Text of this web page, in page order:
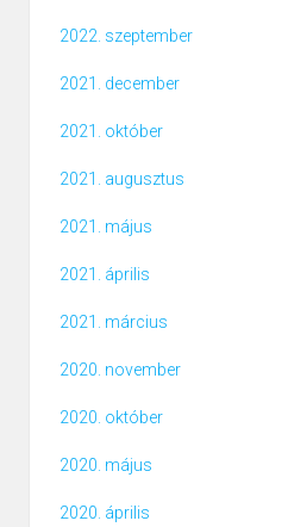
2022. szeptember
2021. december
2021. október
2021. augusztus
2021. május
2021. április
2021. március
2020. november
2020. október
2020. május
2020. április